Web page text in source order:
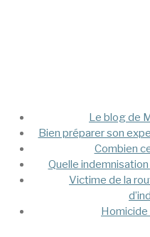
Mega MenuLe blog de
Bien préparer son
Combien
Quelle
Victime de la